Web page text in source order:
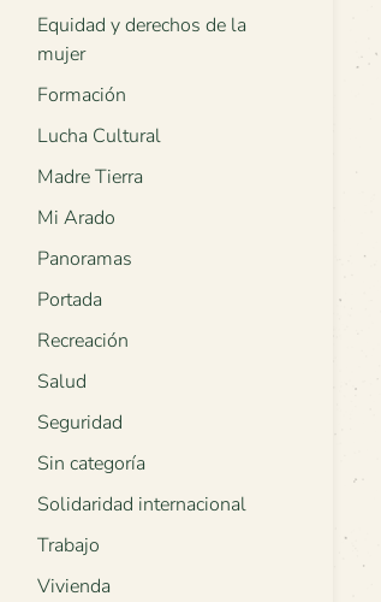
Equidad y derechos de la
mujer
Formación
Lucha Cultural
Madre Tierra
Mi Arado
Panoramas
Portada
Recreación
Salud
Seguridad
Sin categoría
Solidaridad internacional
Trabajo
Vivienda